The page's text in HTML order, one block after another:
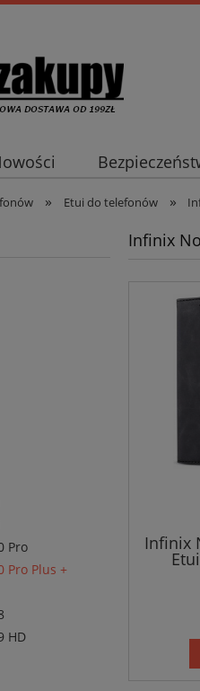
» Etui do telefonów »
Pro
Pro Plus +
HD
Infinix
Infinix